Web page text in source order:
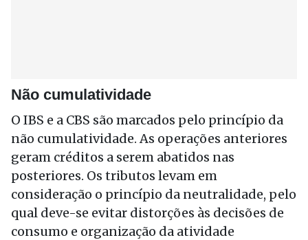
Não cumulatividade
O IBS e a CBS são marcados pelo princípio da
não cumulatividade. As operações anteriores
geram créditos a serem abatidos nas
posteriores. Os tributos levam em
consideração o princípio da neutralidade, pelo
qual deve-se evitar distorções às decisões de
consumo e organização da atividade